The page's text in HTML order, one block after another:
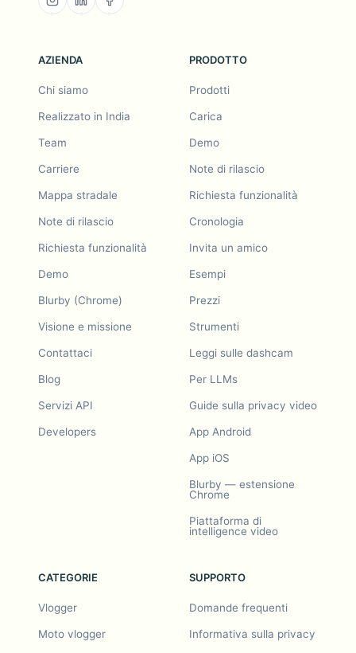
AZIENDA
Chi siamo
Realizzato in India
Team
Carriere
Mappa stradale
Note di rilascio
Richiesta funzionalità
Demo
Blurby (Chrome)
Visione e missione
Contattaci
Blog
Servizi API
Developers
PRODOTTO
Prodotti
Carica
Demo
Note di rilascio
Richiesta funzionalità
Cronologia
Invita un amico
Esempi
Prezzi
Strumenti
Leggi sulle dashcam
Per LLMs
Guide sulla privacy video
App Android
App iOS
Blurby — estensione
Chrome
Piattaforma di
intelligence video
CATEGORIE
Vlogger
Moto vlogger
SUPPORTO
Domande frequenti
Informativa sulla privacy